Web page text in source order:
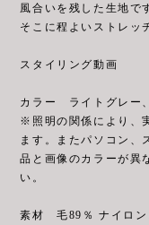
風合いを残した生地で
そこに程よいストレッ
スタイリング動画
カラー ライトグレー
※照明の関係により、
ます。またパソコン、
品と画像のカラーが異
い。
素材 毛89％ ナイロ